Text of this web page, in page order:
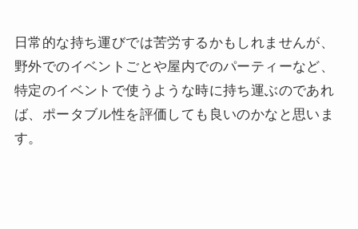
日常的な持ち運びでは苦労するかもしれませんが、
野外でのイベントごとや屋内でのパーティーなど、
特定のイベントで使うような時に持ち運ぶのであれ
ば、ポータブル性を評価しても良いのかなと思いま
す。